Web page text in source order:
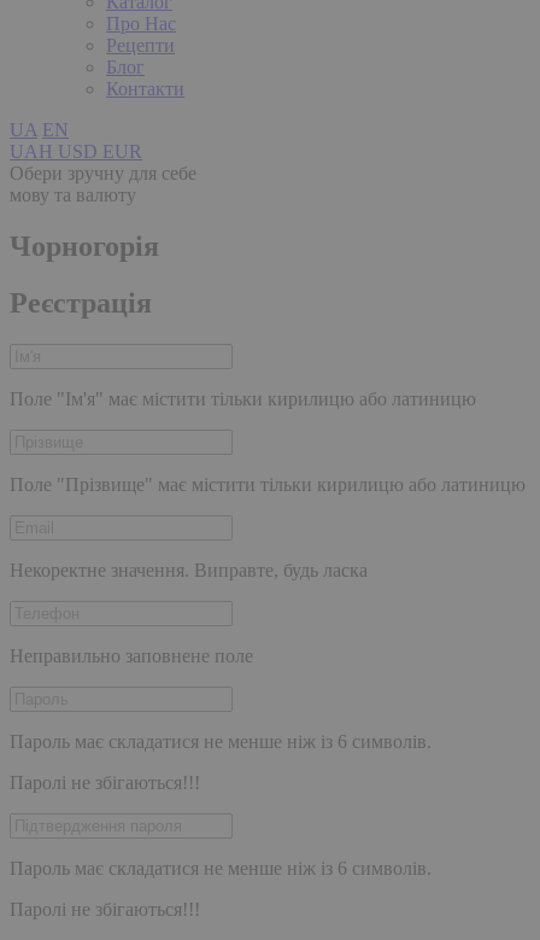
Про Нас
Рецепти
Блог
Контакти
UA EN
UAH USD EUR
Обери зручну для себе
мову та валюту
Чорногорія
Реєстрація
Поле "Ім'я" має містити тільки кирилицю або латиницю
Поле "Прізвище" має містити тільки кирилицю або латиницю
Некоректне значення. Виправте, будь ласка
Неправильно заповнене поле
Пароль має складатися не менше ніж із 6 символів.
Паролі не збігаються!!!
Пароль має складатися не менше ніж із 6 символів.
Паролі не збігаються!!!